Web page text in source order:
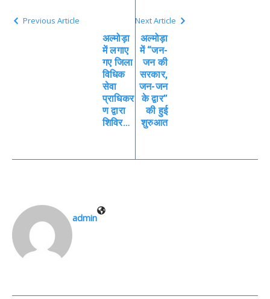
Previous Article
अल्मोड़ा
में लगाए
गए जिला
विधिक
सेवा
प्राधिकर
ण द्वारा
शिविर…
Next Article
अल्मोड़ा
में “जन-
जन की
सरकार,
जन-जन
के द्वार”
की हुई
शुरुआत
admin